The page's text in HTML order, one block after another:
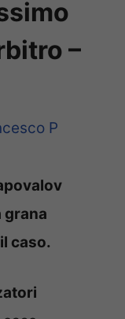
–
P
grana
caso.